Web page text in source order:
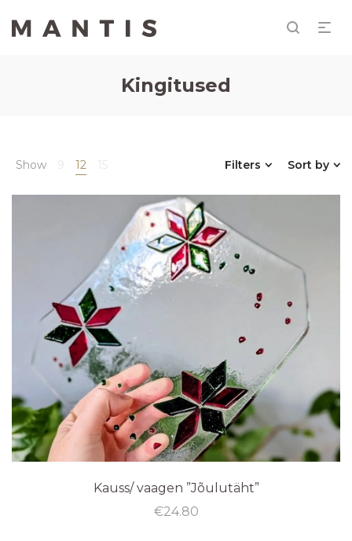
Kingitused
Show 12 15 Sort by
Filters
Kauss/ vaagen ”Jõulutäht”
€24.80